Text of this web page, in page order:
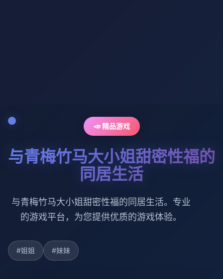
📣 精品游戏
与青梅竹马大小姐甜密性福的
同居生活
与青梅竹马大小姐甜密性福的同居生活。专业
的游戏平台，为您提供优质的游戏体验。
#姐姐 #妹妹